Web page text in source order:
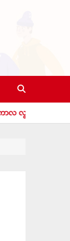
ထုတ်ဖော်ပြောဆိုခွ